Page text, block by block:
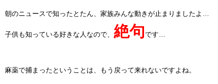
朝のニュースで知ったとたん、家族みんな動きが止まりましたよ…
子供も知っている好きな人なので、 絶句です…
麻薬で捕まったということは、もう戻って来れないですよね。